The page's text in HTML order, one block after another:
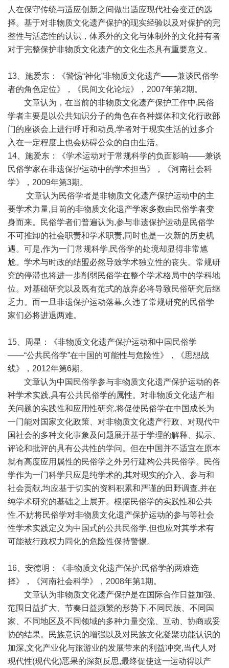
人在保守传统与适应创新之间做出适应现代社会变迁的选
择。基于对非物质文化遗产保护的现实经验以及对保护的完
整性与活态性的认识，体系外的文化与体制外的文化持有者
对于完整保护非物质文化遗产的文化生态具有重要意义。
13、施爱东：《警惕“神化”非物质文化遗产——兼谈民俗学
者的角色定位》，《民间文化论坛》，2007年第2期。
文章认为，在当前的非物质文化遗产保护工作中,民俗
学者主要是以公共知识分子的角色在各种媒体和文化行政部
门的座谈会上进行呼吁和动员,学者对于现实生活的过多介
入在一定程度上也会妨碍公众的自由生活。
14、施爱东：《学术运动对于常规科学的负面影响——兼谈
民俗学家在非遗保护运动中的学术担当》，《河南社会科
学》，2009年第3期。
文章认为民俗学者是非物质文化遗产保护运动中的主
要学术力量,目前的非物质文化遗产学家多数由民俗学者变
身而来。民俗学者们普遍认为,参与非遗保护运动是民俗学
不可推卸的社会职责和学术职责,同时也是一次新的历史机
遇。可是,作为一门常规科学,民俗学的处境却显得非常尴
尬。学术与时政的结盟必然导致学术独立性的丧失。常规研
究的停滞也将进一步削弱民俗学在整个学术格局中的学科地
位。对基础研究以及既有范式的放弃必将导致民俗研究后继
乏力。而一旦非遗保护运动落幕,久违了常规研究的民俗学
家们必将进退两难。
15、周星：《非物质文化遗产保护运动和中国民俗学
——“公共民俗学”在中国的可能性与危险性》，《思想战
线》，2012年第6期。
文章认为中国民俗学参与非物质文化遗产保护运动的各
种学术实践,具有公共民俗学的属性。对非物质文化遗产相
关问题的实践性和应用性研究,将促使民俗学在中国成长为
一门能对国家文化政策、对非物质文化遗产行政、对现代中
国社会的多种文化事象及问题展开基于学理的解释、揭示、
评论和批评的具有公共性的学问。但在中国并不适宜在原本
就有高度应用属性的民俗学之外另行建构公共民俗学。民俗
学作为一门科学只应是纯学术的,其对现实的介入、参与和
社会贡献,均应基于切实的资料积累和严谨的田野调查,并在
纯学术研究的基础之上展开。根据民俗学的实践性和公共
性,不妨将民俗学对非物质文化遗产保护运动的参与等社会
性学术实践定义为中国式的公共民俗学,但也应对其学术有
可能被行政权力同化的危险性保持警惕。
16、安德明：《非物质文化遗产保护:民俗学的两难选
择》，《河南社会科学》，2008年第1期。
文章认为非物质文化遗产保护是在国际合作日益加强、
范围日益扩大、节奏日益频繁的形势下,不同民族、不同国
家、不同地区及不同领域的多种力量交流、互动、协商或妥
协的结果。民族意识的增强以及对民族文化凝聚功能认识的
加深,文化产业化与旅游业的发展带来的利益冲突,当代人对
现代性(现代化)恶果的深刻反思,最终促使这一运动得以产